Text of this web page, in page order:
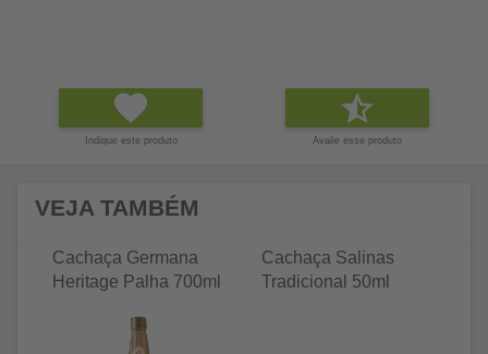
Indique este produto Avalie esse produto
VEJA TAMBÉM
Cachaça Germana
Heritage Palha 700ml
Cachaça Salinas
Tradicional 50ml